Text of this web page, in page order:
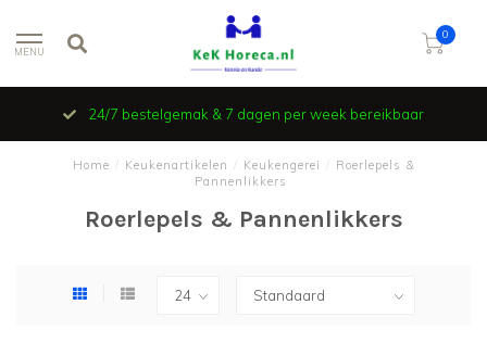
MENU
0
24/7 bestelgemak & 7 dagen per week bereikbaar
Home Keukenartikelen Keukengerei
Roerlepels &
Pannenlikkers
Roerlepels & Pannenlikkers